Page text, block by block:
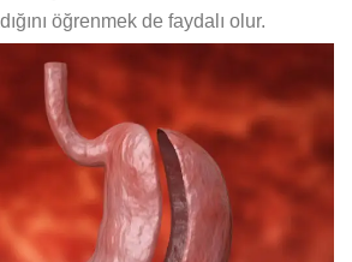
öğrenmek de faydalı olur.